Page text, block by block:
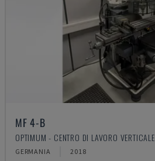
MF 4-B
OPTIMUM - CENTRO DI LAVORO VERTICALE
GERMANIA 2018